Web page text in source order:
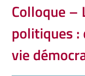
Colloque –
politiques :
vie